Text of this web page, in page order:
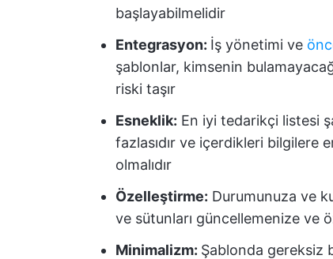
başlayabilmelidir
Entegrasyon: İş yönetimi ve
şablonlar, kimsenin
riski taşır
Esneklik: En iyi tedarikçi listesi
fazlasıdır ve içerdikleri bilgilere
olmalıdır
Özelleştirme: Durumunuza ve
ve sütunları güncellemenize ve
Minimalizm: Şablonda gereksiz